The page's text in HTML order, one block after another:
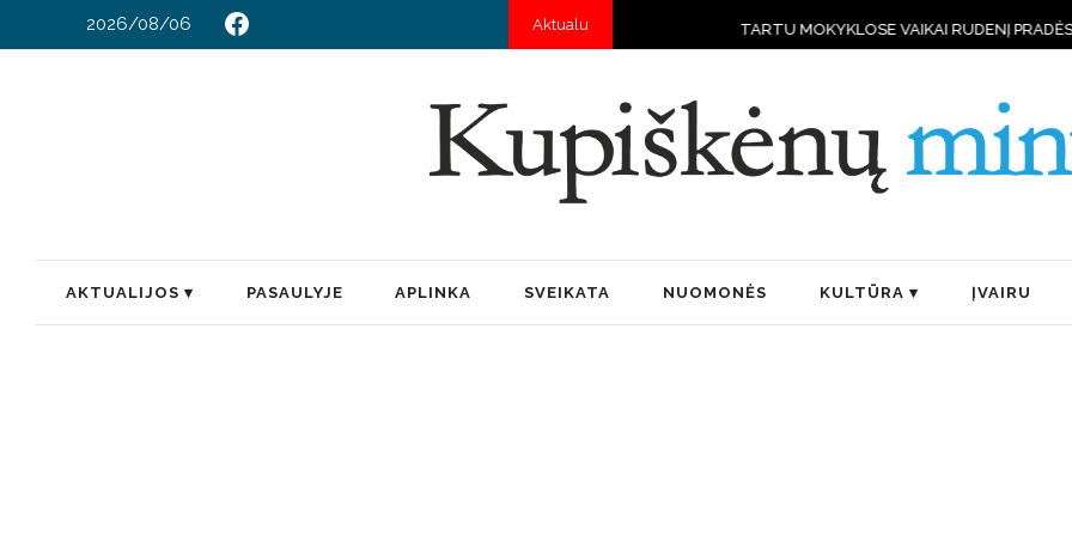
2026/08/06 Aktualu TARTU MOKYKLOSE VAIKAI RUDENĮ PRADĖS MOKYTIS
AKTUALIJOS PASAULYJE APLINKA SVEIKATA NUOMONĖS KULTŪRA ĮVAIRU